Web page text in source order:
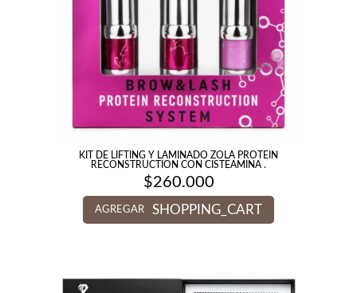
KIT DE LIFTING Y LAMINADO ZOLA PROTEIN
RECONSTRUCTION CON CISTEAMINA .
$260.000
AGREGAR SHOPPING_CART